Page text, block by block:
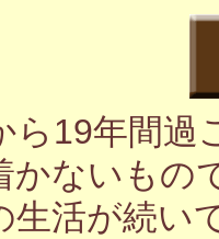
ら19年間過
かないもの
生活が続い